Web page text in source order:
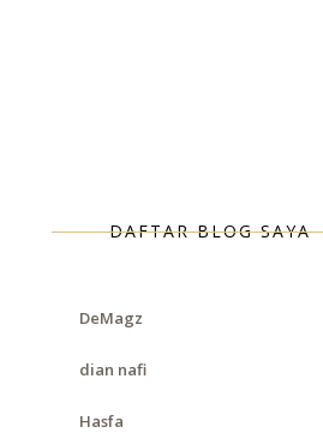
DAFTAR BLOG SAYA
DeMagz
dian nafi
Hasfa